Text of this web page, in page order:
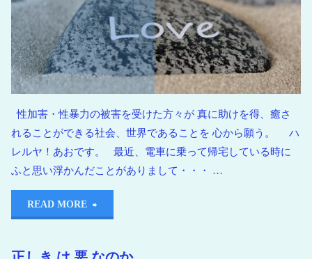
性加害・性暴力の被害を受けた方々が 真に助けを得、癒さ
れることができる社会、世界であることを 心から願う。 ハ
レルヤ！あおです。 最近、電車に乗って帰宅している時に
ふと思い浮かんだことがありまして・・・ …
READ MORE